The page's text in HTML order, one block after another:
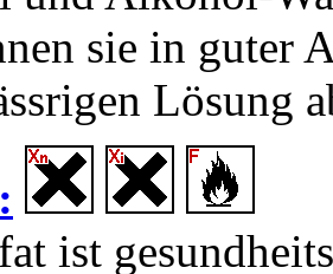
sie in guter
Lösung
ist